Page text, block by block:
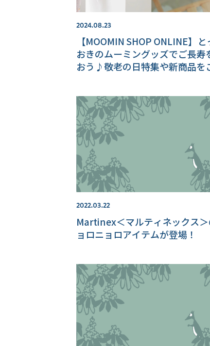
2024.08.23
【MOOMIN SHOP ONLINE】と
おきのムーミングッズでご長寿
おう♪敬老の日特集や新商品を
2022.03.22
Martinex＜マルティネックス＞
ョロニョロアイテムが登場！